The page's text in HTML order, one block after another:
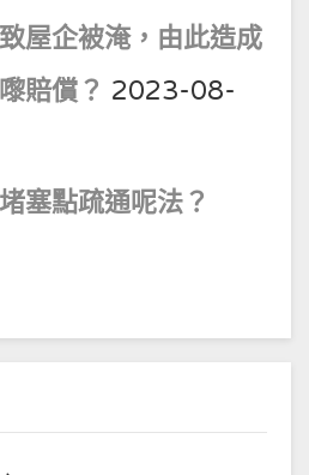
屋企被淹，由此造成
賠償？ 2023-08-
塞點疏通呢法？